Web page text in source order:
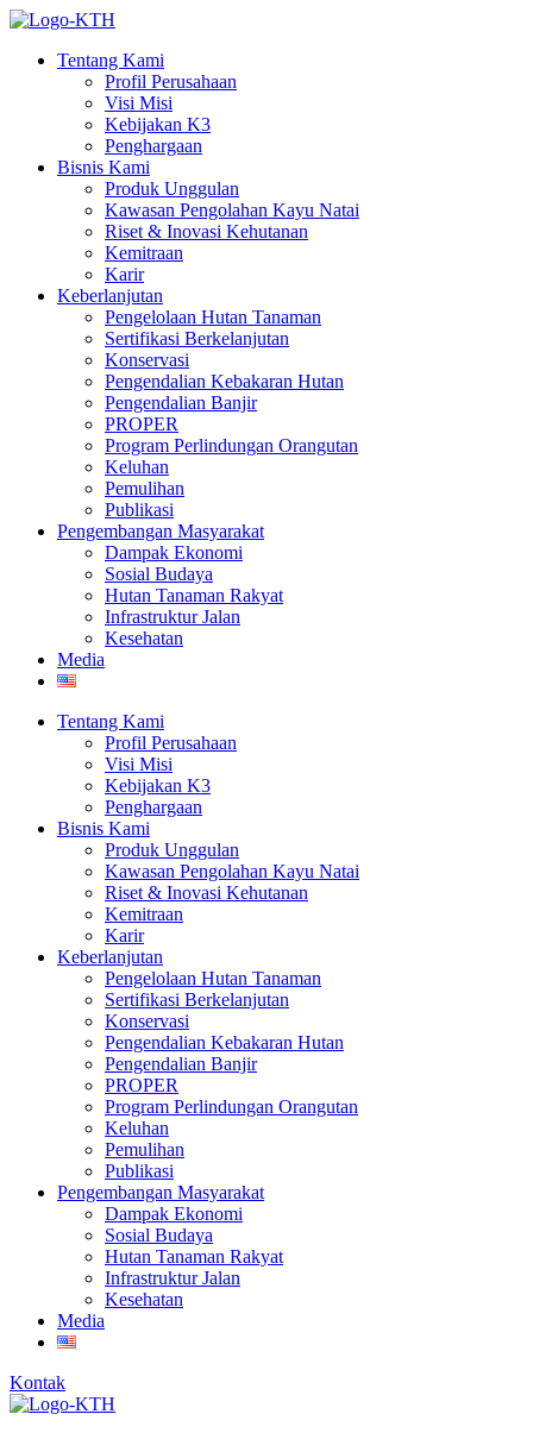
Tentang Kami
Profil Perusahaan
Visi Misi
Kebijakan K3
Penghargaan
Bisnis Kami
Produk Unggulan
Kawasan Pengolahan Kayu Natai
Riset & Inovasi Kehutanan
Kemitraan
Karir
Keberlanjutan
Pengelolaan Hutan Tanaman
Sertifikasi Berkelanjutan
Konservasi
Pengendalian Kebakaran Hutan
Pengendalian Banjir
PROPER
Program Perlindungan Orangutan
Keluhan
Pemulihan
Publikasi
Pengembangan Masyarakat
Dampak Ekonomi
Sosial Budaya
Hutan Tanaman Rakyat
Infrastruktur Jalan
Kesehatan
Media
Tentang Kami
Profil Perusahaan
Visi Misi
Kebijakan K3
Penghargaan
Bisnis Kami
Produk Unggulan
Kawasan Pengolahan Kayu Natai
Riset & Inovasi Kehutanan
Kemitraan
Karir
Keberlanjutan
Pengelolaan Hutan Tanaman
Sertifikasi Berkelanjutan
Konservasi
Pengendalian Kebakaran Hutan
Pengendalian Banjir
PROPER
Program Perlindungan Orangutan
Keluhan
Pemulihan
Publikasi
Pengembangan Masyarakat
Dampak Ekonomi
Sosial Budaya
Hutan Tanaman Rakyat
Infrastruktur Jalan
Kesehatan
Media
Kontak